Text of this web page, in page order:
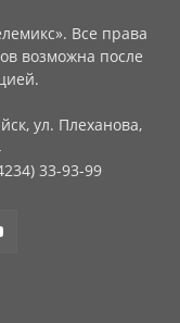
Все права
возможна после
ул. Плеханова,
33-93-99